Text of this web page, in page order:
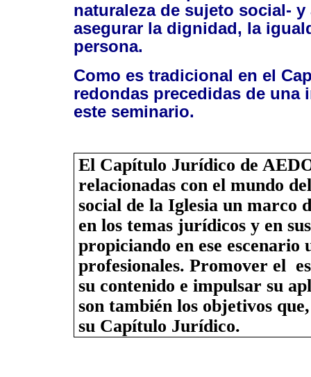
naturaleza de sujeto social-
asegurar la dignidad, la
persona.
Como es tradicional en el
redondas precedidas de
este seminario.
El Capítulo Jurídico de
relacionadas con el mundo
social de la Iglesia un marco
en los temas jurídicos y en
propiciando en ese
profesionales. Promover el
su contenido e impulsar su
son también los objetivos
su Capítulo Jurídico.